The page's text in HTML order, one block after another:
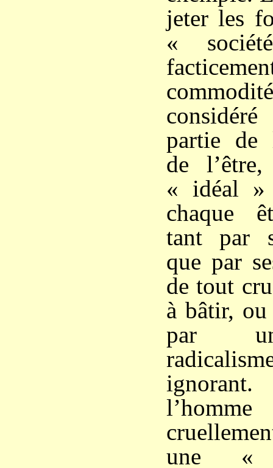
jeter les
«
partie de
de
« idéal »
chaque
tant par
que par
de tout
à bâtir,
par
ignorant.
une «